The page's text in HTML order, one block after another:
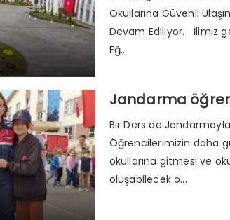
Okullarına Güvenli
Devam Ediliyor. İlimiz
Eğ...
Jandarma
Bir Ders de
Öğrencilerimizin daha
okullarına gitmesi ve
oluşabilecek o...